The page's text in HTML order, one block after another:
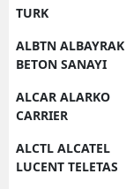
TURK
ALBTN ALBAYRAK
BETON SANAYI
ALCAR ALARKO
CARRIER
ALCTL ALCATEL
LUCENT TELETAS